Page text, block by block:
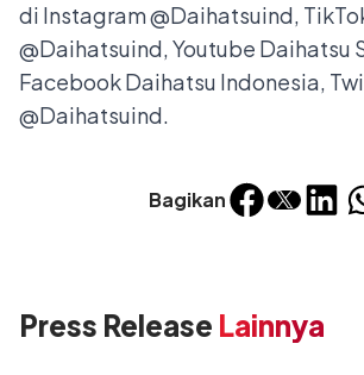
Bagikan
di Instagram @Daihatsuind,
@Daihatsuind, Youtube Daihatsu
Facebook Daihatsu Indonesia,
@Daihatsuind.
Press Release Lainnya